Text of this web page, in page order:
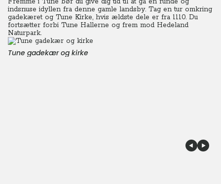
indsnuse idyllen fra denne gamle landsby. Tag en tur omkring
gadekæret og Tune Kirke, hvis ældste dele er fra 1110. Du
fortsætter forbi Tune Hallerne og frem mod Hedeland
Naturpark.
Tune gadekær og kirke